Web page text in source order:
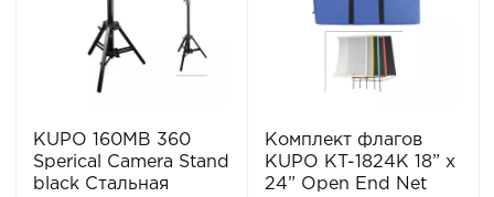
KUPO 160MB 360
Sperical Camera Stand
black Стальная
Комплект флагов
KUPO KT-1824K 18” x
24” Open End Net